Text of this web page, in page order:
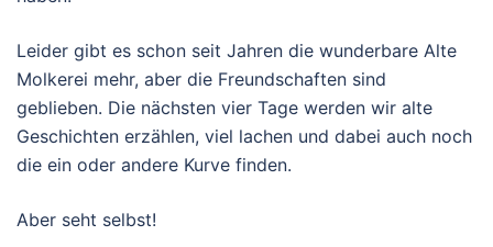
Leider gibt es schon seit Jahren die wunderbare Alte
Molkerei mehr, aber die Freundschaften sind
geblieben. Die nächsten vier Tage werden wir alte
Geschichten erzählen, viel lachen und dabei auch noch
die ein oder andere Kurve finden.
Aber seht selbst!